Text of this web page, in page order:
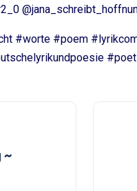
#worte #poem
~